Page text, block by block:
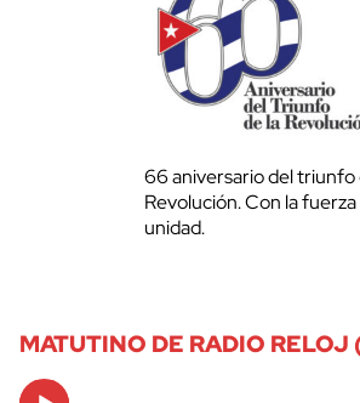
66 aniversario del triunfo
Revolución. Con la fuerza
unidad.
MATUTINO DE RADIO RELOJ
Audio